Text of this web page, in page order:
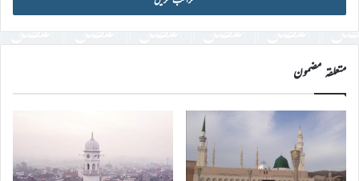
ڈی
درج
کریں
متعلقہ مضمون